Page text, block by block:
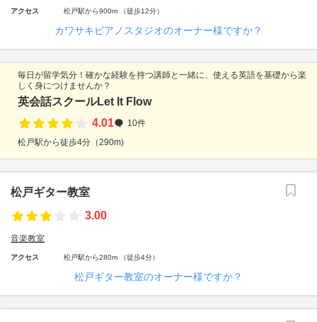
アクセス 松戸駅から900m （徒歩12分）
カワサキピアノスタジオのオーナー様ですか？
毎日が留学気分！確かな経験を持つ講師と一緒に、使える英語を基礎から楽
しく身につけませんか？
英会話スクールLet It Flow
4.01
10件
松戸駅から徒歩4分（290m)
松戸ギター教室
3.00
音楽教室
アクセス 松戸駅から280m （徒歩4分）
松戸ギター教室のオーナー様ですか？